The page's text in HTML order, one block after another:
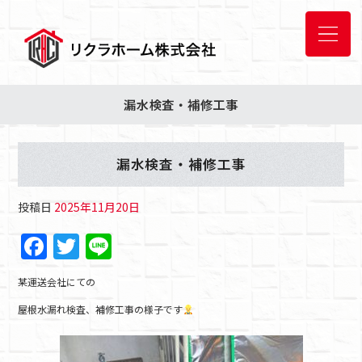
漏水検査・補修工事
漏水検査・補修工事
投稿日 2025年11月20日
F
a
c
e
b
T
w
itt
er
e
某運送会社にての
屋根水漏れ検査、補修工事の様子です